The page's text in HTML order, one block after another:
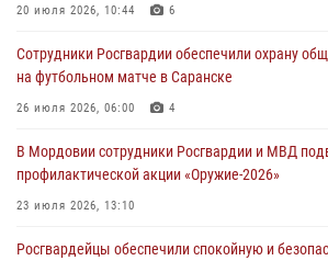
подозреваемого в причинении телесных
05 августа 2026, 12:34
20 июля 2026, 10:44 6
Сотрудники Росгвардии обеспечили охрану
на футбольном матче в Саранске
26 июля 2026, 06:00 4
В Мордовии сотрудники Росгвардии и МВД
профилактической акции «Оружие‑2026»
23 июля 2026, 13:10
Росгвардейцы обеспечили спокойную и